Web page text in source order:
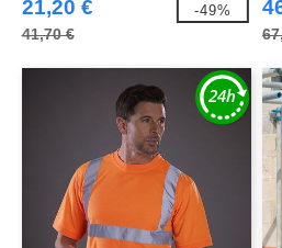
21,20 €
41,70 €
-49%